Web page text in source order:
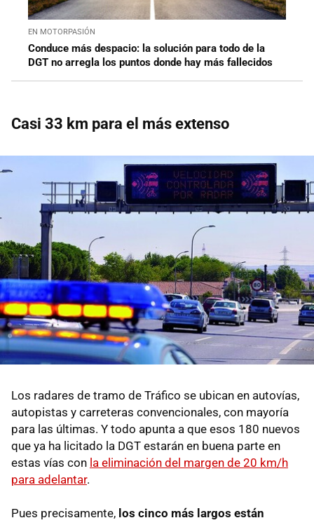
EN MOTORPASIÓN
Conduce más despacio: la solución para todo de la
DGT no arregla los puntos donde hay más fallecidos
Casi 33 km para el más extenso
Los radares de tramo de Tráfico se ubican en autovías,
autopistas y carreteras convencionales, con mayoría
para las últimas. Y todo apunta a que esos 180 nuevos
que ya ha licitado la DGT estarán en buena parte en
estas vías con la eliminación del margen de 20 km/h
para adelantar.
Pues precisamente, los cinco más largos están